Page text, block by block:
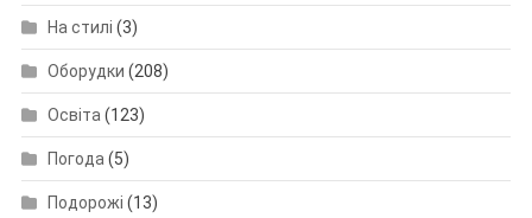
На стилі (3)
Оборудки (208)
Освіта (123)
Погода (5)
Подорожі (13)